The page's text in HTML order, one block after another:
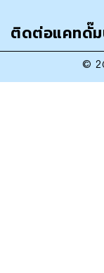
ติดต่อแคทดั๊
©